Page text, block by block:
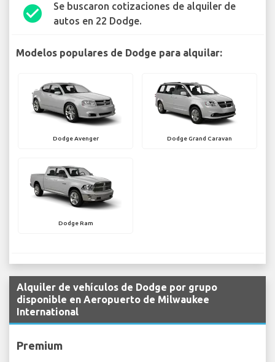
check_circle
Se buscaron cotizaciones de alquiler de
autos en 22 Dodge.
Modelos populares de Dodge para alquilar:
Dodge Avenger Dodge Grand Caravan
Dodge Ram
Alquiler de vehículos de Dodge por grupo
disponible en Aeropuerto de Milwaukee
International
Premium